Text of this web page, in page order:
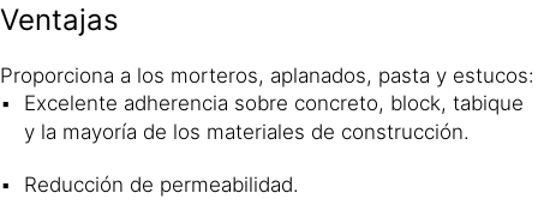
Ventajas
Proporciona a los morteros, aplanados, pasta y estucos:
Excelente adherencia sobre concreto, block, tabique
y la mayoría de los materiales de construcción.
Reducción de permeabilidad.